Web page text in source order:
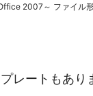
Office 2007～ ファイル形
レートもあり